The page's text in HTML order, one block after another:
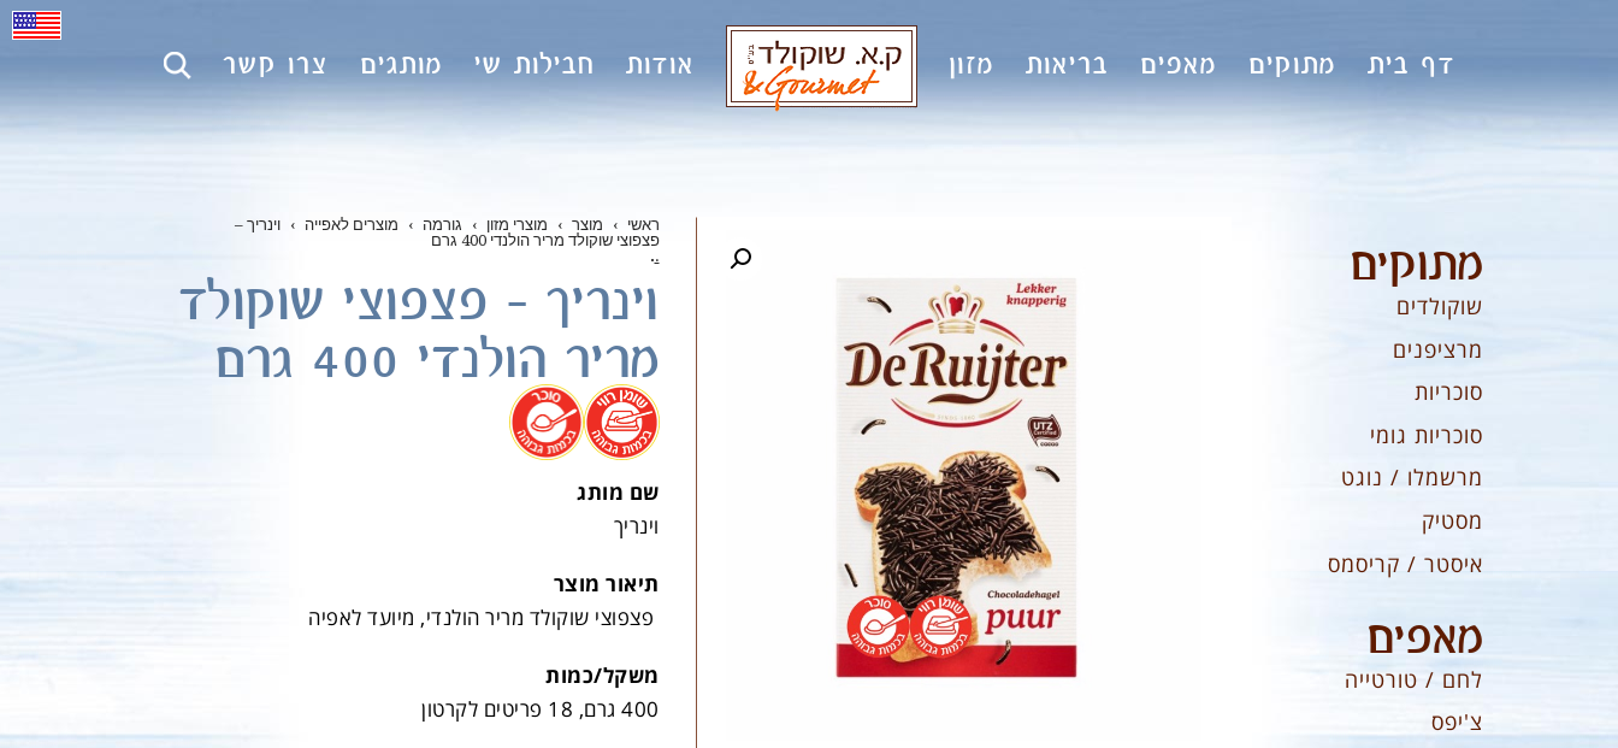
דף בית מתוקים מאפים בריאות מזון אודות חבילות שי מותגים צרו קשר
ראשי › מוצר › מוצרי מזון › גורמה › מוצרים לאפייה ›
וינריך –
פצפוצי שוקולד מריר הולנדי 400 גרם
.
.
וינריך – פצפוצי שוקולד
מריר הולנדי 400 גרם
.
.
שם מותג
וינריך
תיאור מוצר
פצפוצי שוקולד מריר הולנדי, מיועד לאפיה
משקל/כמות
400 גרם, 18 פריטים לקרטון
מתוקים
שוקולדים
מרציפנים
סוכריות
סוכריות גומי
מרשמלו / נוגט
מסטיק
איסטר / קריסמס
מאפים
לחם / טורטייה
צ'יפס